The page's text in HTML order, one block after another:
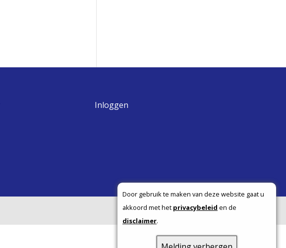
Door gebruik te maken van deze website gaat u
akkoord met het privacybeleid en de
disclaimer.
Inloggen